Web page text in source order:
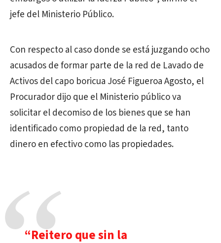
jefe del Ministerio Público.
Con respecto al caso donde se está juzgando ocho
acusados de formar parte de la red de Lavado de
Activos del capo boricua José Figueroa Agosto, el
Procurador dijo que el Ministerio público va
solicitar el decomiso de los bienes que se han
identificado como propiedad de la red, tanto
dinero en efectivo como las propiedades.
“Reitero que sin la